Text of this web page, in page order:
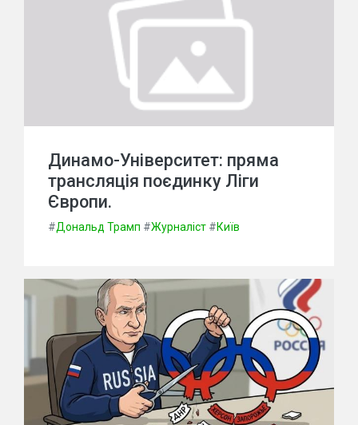
Динамо-Університет: пряма
трансляція поєдинку Ліги
Європи.
#Дональд Трамп #Журналіст #Київ